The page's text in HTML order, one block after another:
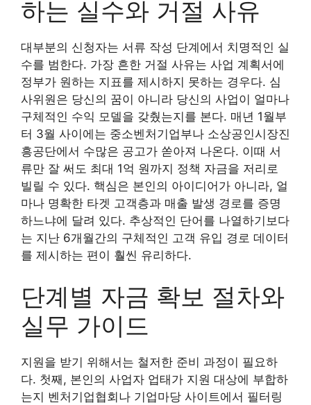
하는 실수와 거절 사유
대부분의 신청자는 서류 작성 단계에서 치명적인 실
수를 범한다. 가장 흔한 거절 사유는 사업 계획서에
정부가 원하는 지표를 제시하지 못하는 경우다. 심
사위원은 당신의 꿈이 아니라 당신의 사업이 얼마나
구체적인 수익 모델을 갖췄는지를 본다. 매년 1월부
터 3월 사이에는 중소벤처기업부나 소상공인시장진
흥공단에서 수많은 공고가 쏟아져 나온다. 이때 서
류만 잘 써도 최대 1억 원까지 정책 자금을 저리로
빌릴 수 있다. 핵심은 본인의 아이디어가 아니라, 얼
마나 명확한 타겟 고객층과 매출 발생 경로를 증명
하느냐에 달려 있다. 추상적인 단어를 나열하기보다
는 지난 6개월간의 구체적인 고객 유입 경로 데이터
를 제시하는 편이 훨씬 유리하다.
단계별 자금 확보 절차와
실무 가이드
지원을 받기 위해서는 철저한 준비 과정이 필요하
다. 첫째, 본인의 사업자 업태가 지원 대상에 부합하
는지 벤처기업협회나 기업마당 사이트에서 필터링